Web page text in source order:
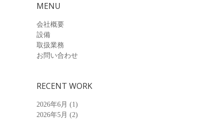
MENU
会社概要
設備
取扱業務
お問い合わせ
RECENT WORK
2026年6月 (1)
2026年5月 (2)